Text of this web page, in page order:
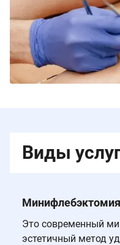
Виды
Это современный
эстетичный метод